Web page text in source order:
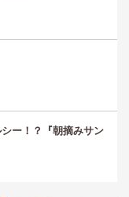
ー！？『朝摘みサン